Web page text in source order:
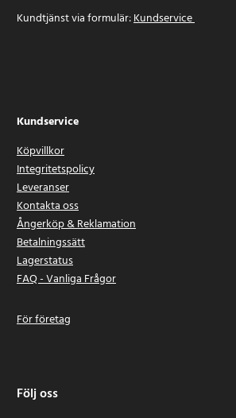
Kundtjänst via formulär:Kundservice
Kundservice
Köpvillkor
Integritetspolicy
Leveranser
Kontakta oss
Ångerköp & Reklamation
Betalningssätt
Lagerstatus
FAQ - Vanliga Frågor
För företag
Följ oss